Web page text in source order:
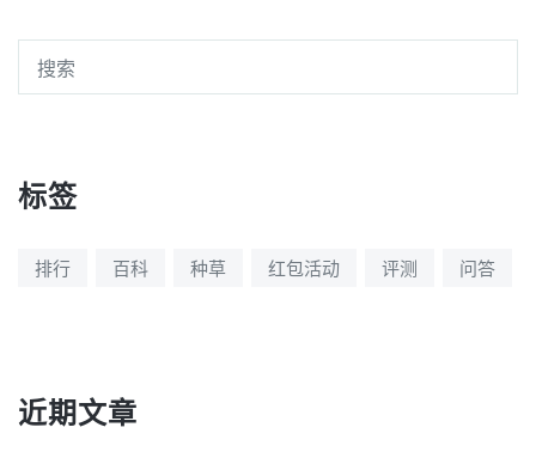
标签
排行 百科 种草 红包活动 评测 问答
近期文章